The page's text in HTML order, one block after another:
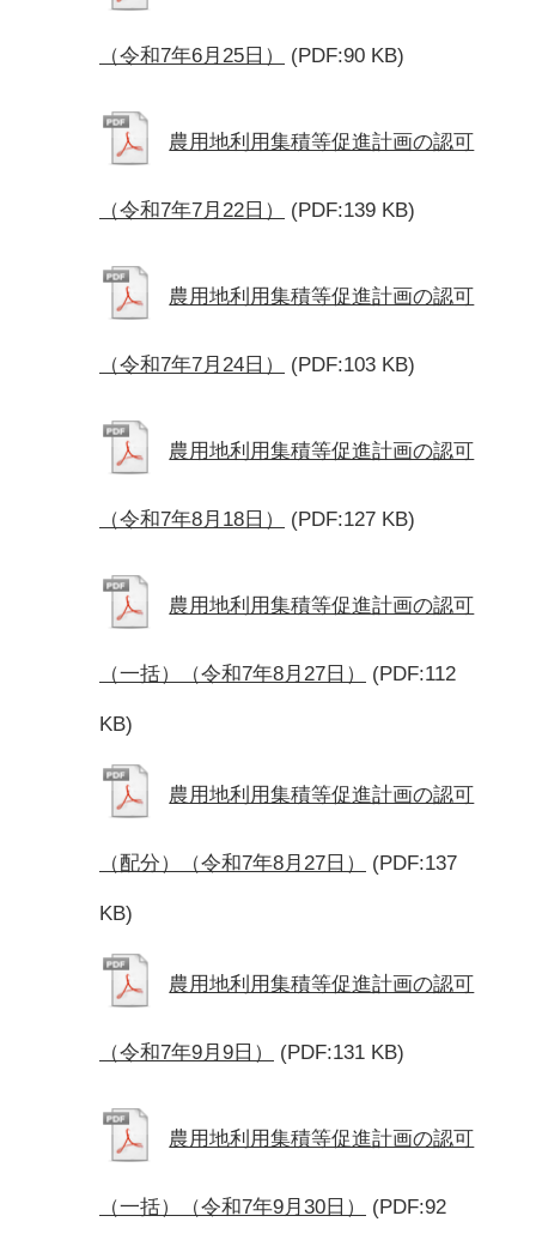
（令和7年6月25日） (PDF:90 KB)
農用地利用集積等促進計画の認可
（令和7年7月22日） (PDF:139 KB)
農用地利用集積等促進計画の認可
（令和7年7月24日） (PDF:103 KB)
農用地利用集積等促進計画の認可
（令和7年8月18日） (PDF:127 KB)
農用地利用集積等促進計画の認可
（一括）（令和7年8月27日） (PDF:112
KB)
農用地利用集積等促進計画の認可
（配分）（令和7年8月27日） (PDF:137
KB)
農用地利用集積等促進計画の認可
（令和7年9月9日） (PDF:131 KB)
農用地利用集積等促進計画の認可
（一括）（令和7年9月30日） (PDF:92